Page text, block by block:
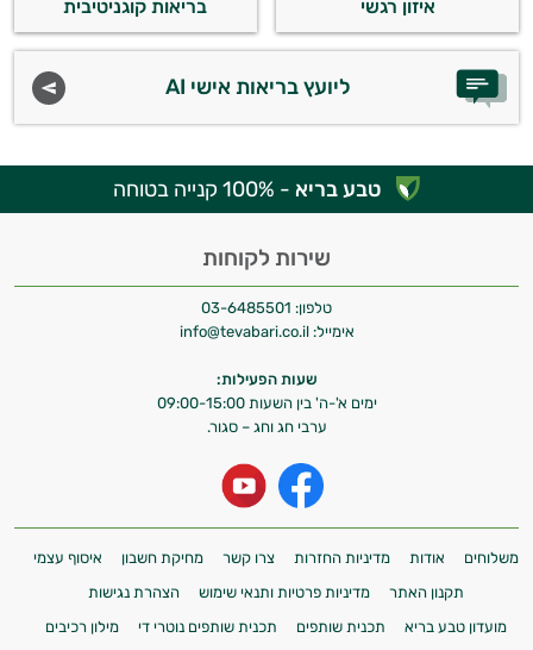
איזון רגשי בריאות קוגניטיבית
ליועץ בריאות אישי AI
טבע בריא - 100% קנייה בטוחה
שירות לקוחות
טלפון: 03-6485501
אימייל: info@tevabari.co.il
שעות הפעילות:
ימים א'-ה' בין השעות 09:00-15:00
ערבי חג וחג – סגור.
משלוחים אודות מדיניות החזרות צרו קשר מחיקת חשבון
איסוף עצמי
תקנון האתר
מדיניות פרטיות ותנאי שימוש
הצהרת נגישות
מועדון טבע בריא
תכנית שותפים תכנית שותפים נוטרי די מילון רכיבים